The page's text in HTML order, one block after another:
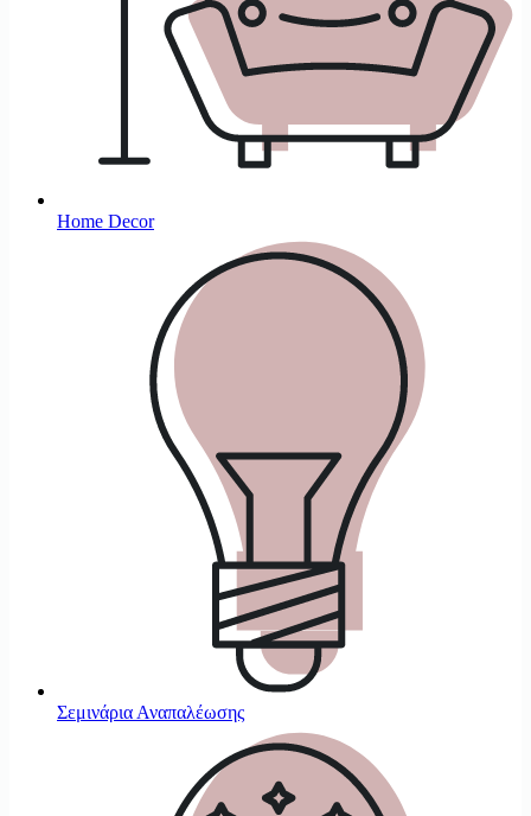
Home Decor
Σεμινάρια Αναπαλέωσης